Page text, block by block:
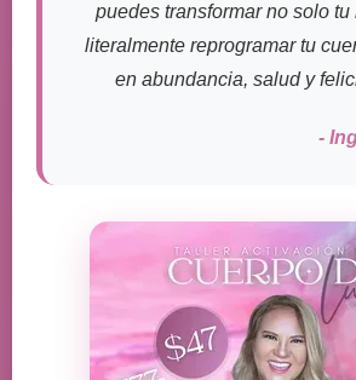
puedes transformar no solo tu
literalmente reprogramar tu
en abundancia, salud y
-